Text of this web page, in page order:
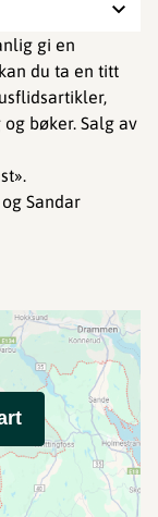
gi en
du ta en titt
bøker. Salg av
Sandar